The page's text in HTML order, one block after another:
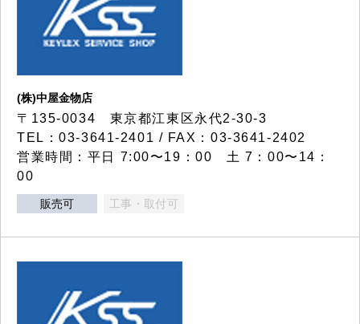
(株)中屋金物店
〒135-0034 東京都江東区永代2-30-3
TEL：03-3641-2401 / FAX：03-3641-2402
営業時間：平日 7:00〜19：00 土 7：00〜14：
00
販売可 工事・取付可